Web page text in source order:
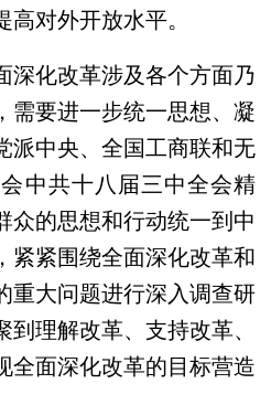
对外开放水平。
深化改革涉及各个方面乃
需要进一步统一思想、凝
派中央、全国工商联和无
中共十八届三中全会精
众的思想和行动统一到中
紧紧围绕全面深化改革和
重大问题进行深入调查研
理解改革、支持改革、
全面深化改革的目标营造